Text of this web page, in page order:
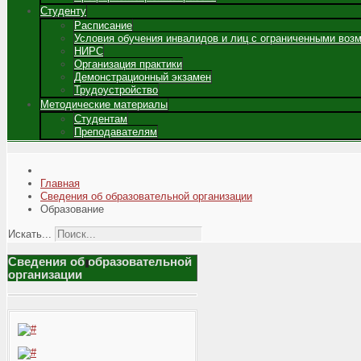
Студенту
Расписание
Условия обучения инвалидов и лиц с ограниченными
НИРС
Организация практики
Демонстрационный экзамен
Трудоустройство
Методические материалы
Студентам
Преподавателям
Главная
Сведения об образовательной организации
Образование
Искать...
Сведения об образовательной
организации